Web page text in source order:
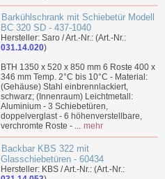
Barkühlschrank mit Schiebetür Modell
BC 320 SD - 437-1040
Hersteller: Saro / Art.-Nr.: (Art.-Nr.:
031.14.020)
BTH 1350 x 520 x 850 mm 6 Roste 400 x
346 mm Temp. 2°C bis 10°C - Material:
(Gehäuse) Stahl einbrennlackiert,
schwarz; (Innenraum) Leichtmetall:
Aluminium - 3 Schiebetüren,
doppelverglast - 6 höhenverstellbare,
verchromte Roste - ... mehr
Backbar KBS 322 mit
Glasschiebetüren - 60434
Hersteller: KBS / Art.-Nr.: (Art.-Nr.: